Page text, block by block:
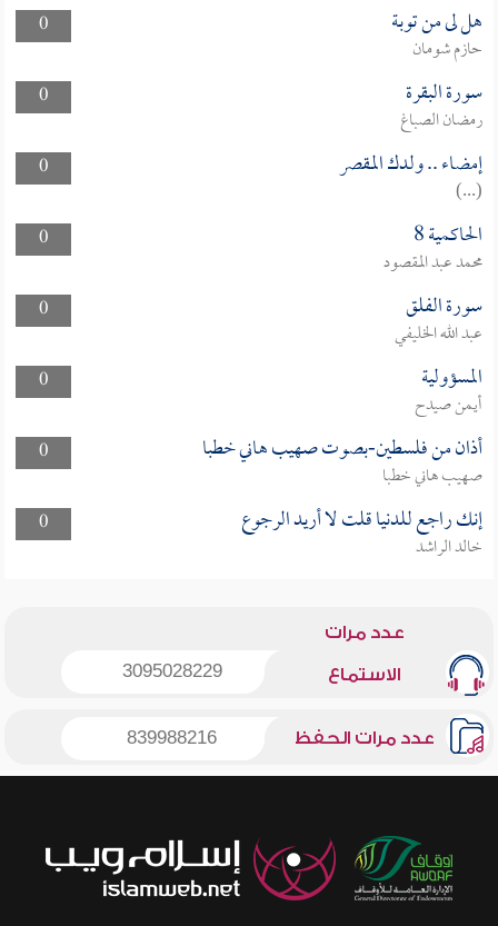
0 هل لى من توبة
حازم شومان
0
سورة البقرة
رمضان الصباغ
0
إمضاء .. ولدك المقصر
(...)
0
الحاكمية 8
محمد عبد المقصود
0
سورة الفلق
عبد الله الخليفي
0
المسؤولية
أيمن صيدح
0
أذان من فلسطين-بصوت صهيب هاني خطبا
صهيب هاني خطبا
0
إنك راجع للدنيا قلت لا أريد الرجوع
خالد الراشد
عدد مرات
الاستماع 3095028229
عدد مرات الحفظ 839988216